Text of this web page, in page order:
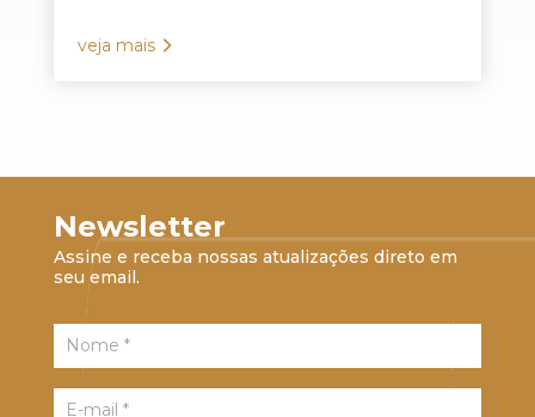
veja mais
Newsletter
Assine e receba nossas atualizações direto em
seu email.